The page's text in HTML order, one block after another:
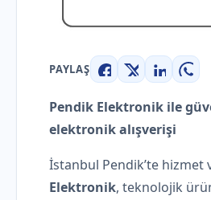
PAYLAŞ
Facebook
X LinkedIn
Pendik Elektronik ile
elektronik alışverişi
İstanbul Pendik’te hizmet
Elektronik, teknolojik